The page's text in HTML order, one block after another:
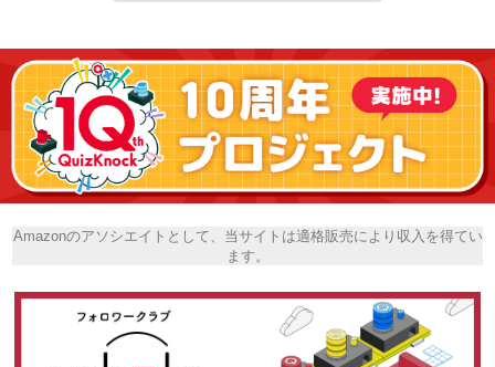
Amazonのアソシエイトとして、当サイトは適格販売により収入を得てい
ます。